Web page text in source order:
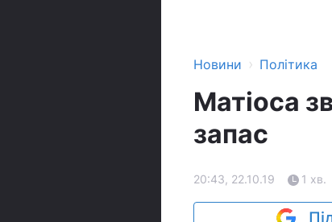
Новини › Політика
Матіоса
запас
20:43, 22.10.19 1 хв.